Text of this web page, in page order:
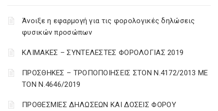
Άνοιξε η εφαρμογή για τις φορολογικές δηλώσεις
φυσικών προσώπων
ΚΛΙΜΑΚΕΣ – ΣΥΝΤΕΛΕΣΤΕΣ ΦΟΡΟΛΟΓΙΑΣ 2019
ΠΡΟΣΘΗΚΕΣ – ΤΡΟΠΟΠΟΙΗΣΕΙΣ ΣΤΟΝ Ν.4172/2013 ΜΕ
ΤΟΝ Ν.4646/2019
ΠΡΟΘΕΣΜΙΕΣ ΔΗΛΩΣΕΩΝ ΚΑΙ ΔΟΣΕΙΣ ΦΟΡΟΥ